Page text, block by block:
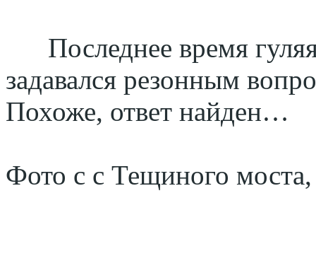
Последнее время
задавался резонным
Похоже, ответ найден…
Фото с с Тещиного моста,